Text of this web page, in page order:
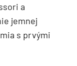
a
jemnej
s prvými